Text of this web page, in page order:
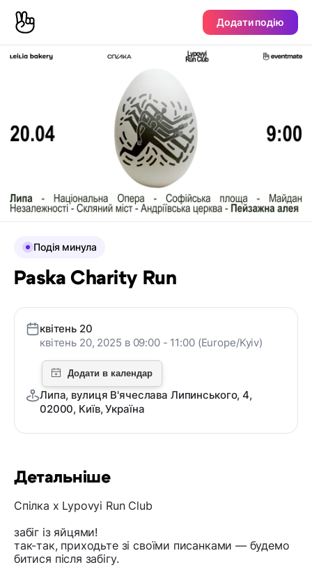
Додати подію
Детальніше
Спілка х Lypovyi Run Club
забіг із яйцями!
так-так, приходьте зі своїми писанками — будемо
битися після забігу.
Подія минула
Paska Charity Run
квітень 20
квітень 20, 2025 в 09:00 - 11:00 (Europe/Kyiv)
Липа, вулиця В'ячеслава Липинського, 4,
02000, Київ, Україна